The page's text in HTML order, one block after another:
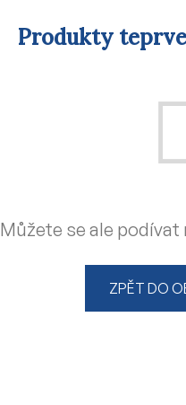
Produkty
Můžete se ale
ZPĚT DO